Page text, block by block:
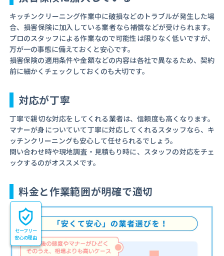
キッチンクリーニング作業中に破損などのトラブルが発生した場
合、損害保険に加入している業者なら補償などが受けられます。
プロのスタッフによる作業なので可能性は限りなく低いですが、
万が一の事態に備えておくと安心です。
損害保険の適用条件や金額などの内容は各社で異なるため、契約
前に細かくチェックしておくのも大切です。
対応が丁寧
丁寧で親切な対応をしてくれる業者は、信頼度も高くなります。
マナーが身についていて丁寧に対応してくれるスタッフなら、キ
ッチンクリーニングも安心して任せられるでしょう。
問い合わせ時や現地調査・見積もり時に、スタッフの対応をチェ
ックするのがオススメです。
料金と作業範囲が明確で適切
セーフリー
安心の理由